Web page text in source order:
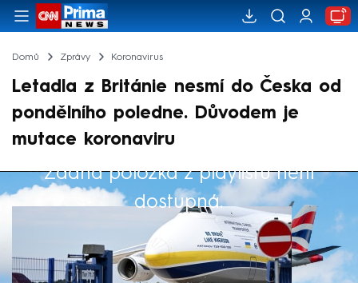
Domů Zprávy Koronavirus
Letadla z Británie nesmí do Česka od
pondělního poledne. Důvodem je
mutace koronaviru
Žádná položka z playlistu není
dostupná.
Výběr redakce